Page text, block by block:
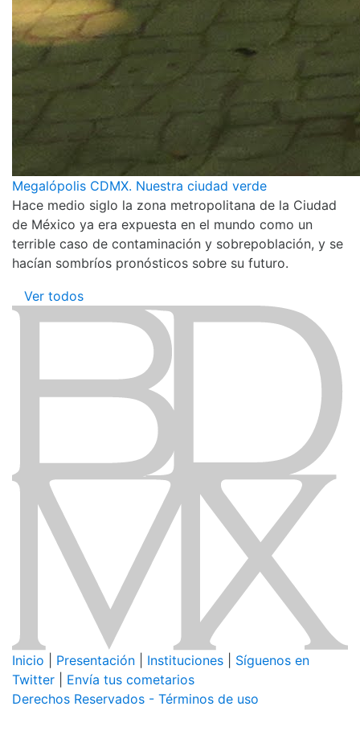
Megalópolis CDMX. Nuestra ciudad verde
Hace medio siglo la zona metropolitana de la Ciudad
de México ya era expuesta en el mundo como un
terrible caso de contaminación y sobrepoblación, y se
hacían sombríos pronósticos sobre su futuro.
Ver todos
Inicio Presentación Instituciones
Síguenos en
Twitter
Envía tus cometarios
Derechos Reservados - Términos de uso